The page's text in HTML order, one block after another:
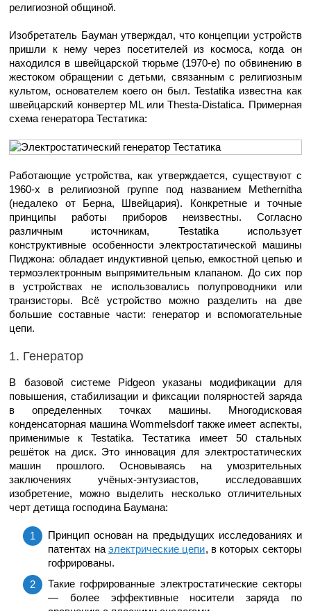
религиозной общиной.
Изобретатель Бауман утверждал, что концепции устройств
пришли к нему через посетителей из космоса, когда он
находился в швейцарской тюрьме (1970-е) по обвинению в
жестоком обращении с детьми, связанным с религиозным
культом, основателем коего он был. Testatika известна как
швейцарский конвертер ML или Thesta-Distatica. Примерная
схема генератора Тестатика:
Работающие устройства, как утверждается, существуют с
1960-х в религиозной группе под названием Methernitha
(недалеко от Берна, Швейцария). Конкретные и точные
принципы работы приборов неизвестны. Согласно
различным источникам, Testatika использует
конструктивные особенности электростатической машины
Пиджона: обладает индуктивной цепью, емкостной цепью и
термоэлектронным выпрямительным клапаном. До сих пор
в устройствах не использовались полупроводники или
транзисторы. Всё устройство можно разделить на две
большие составные части: генератор и вспомогательные
цепи.
1. Генератор
В базовой системе Pidgeon указаны модификации для
повышения, стабилизации и фиксации полярностей заряда
в определенных точках машины. Многодисковая
конденсаторная машина Wommelsdorf также имеет аспекты,
применимые к Testatika. Тестатика имеет 50 стальных
решёток на диск. Это инновация для электростатических
машин прошлого. Основываясь на умозрительных
заключениях учёных-энтузиастов, исследовавших
изобретение, можно выделить несколько отличительных
черт детища господина Баумана:
Принцип основан на предыдущих исследованиях и
патентах наэлектрические цепи, в которых секторы
гофрированы.
Такие гофрированные электростатические секторы
— более эффективные носители заряда по